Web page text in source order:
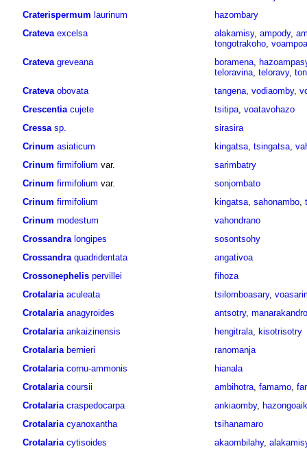
Craterispermum laurinum
hazombary
Crateva excelsa alakamisy, ampody,
tongotrakoho,
Crateva greveana boramena,
teloravina, teloravy,
Crateva obovata tangena, vodiaomby,
Crescentia cujete tsitipa, voatavohazo
Cressa sp.
sirasira
Crinum asiaticum kingatsa, tsingatsa,
Crinum firmifolium var.
sarimbatry
Crinum firmifolium var.
sonjombato
Crinum firmifolium kingatsa, sahonambo,
Crinum modestum
vahondrano
Crossandra longipes
sosontsohy
Crossandra quadridentata
angativoa
Crossonephelis pervillei
fihoza
Crotalaria aculeata tsilomboasary,
Crotalaria anagyroides antsotry, manarakandro
Crotalaria ankaizinensis hengitrala, kisotrisotry
Crotalaria bernieri
ranomanja
Crotalaria cornu-ammonis
hianala
Crotalaria coursii ambihotra, famamo,
Crotalaria craspedocarpa ankiaomby,
Crotalaria cyanoxantha
tsihanamaro
Crotalaria cytisoides akaombilahy,